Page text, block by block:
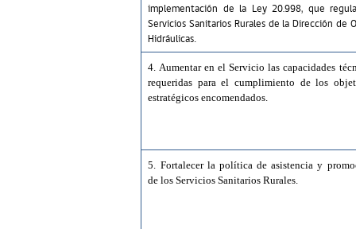
implementación de la Ley 20.998, que
Servicios Sanitarios Rurales de la Dirección de
Hidráulicas
4. Aumentar en el Servicio las capacidades
requeridas para el cumplimiento de los
estratégicos encomendados.
5. Fortalecer la política de asistencia y
de los Servicios Sanitarios Rurales.